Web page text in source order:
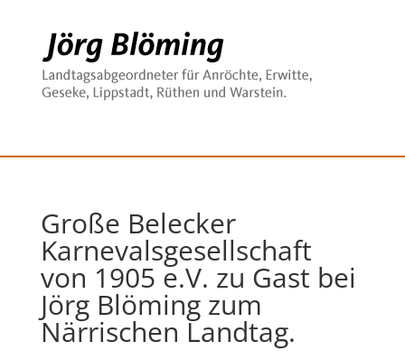
Große Belecker
Karnevalsgesellschaft
von 1905 e.V. zu Gast bei
Jörg Blöming zum
Närrischen Landtag.